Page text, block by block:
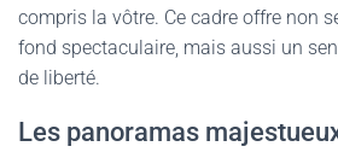
compris la vôtre. Ce cadre offre non
fond spectaculaire, mais aussi un
de liberté.
Les panoramas